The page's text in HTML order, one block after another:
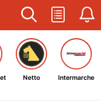
Netto Intermarche